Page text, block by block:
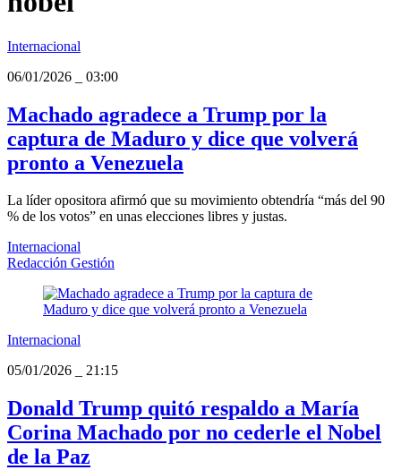
Internacional
06/01/2026
03:00
Machado agradece a Trump por la
captura de Maduro y dice que volverá
pronto a Venezuela
La líder opositora afirmó que su movimiento obtendría “más del 90
% de los votos” en unas elecciones libres y justas.
Internacional
Redacción Gestión
Internacional
05/01/2026
21:15
Donald Trump quitó respaldo a María
Corina Machado por no cederle el Nobel
de la Paz